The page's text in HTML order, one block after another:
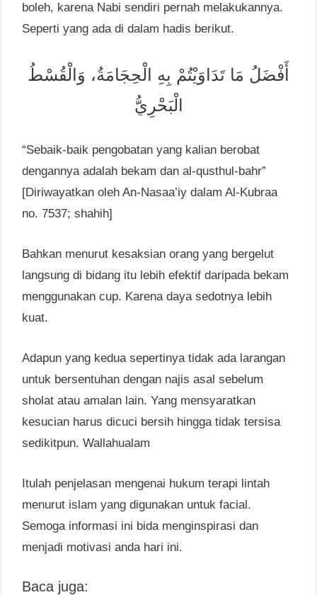
boleh, karena Nabi sendiri pernah melakukannya.
Seperti yang ada di dalam hadis berikut.
أَفْضَلُ مَا تَدَاوَيْتُمْ بِهِ الْحِجَامَةُ، وَالْقُسْطُ
الْبَحْرِيُّ
“Sebaik-baik pengobatan yang kalian berobat
dengannya adalah bekam dan al-qusthul-bahr”
[Diriwayatkan oleh An-Nasaa’iy dalam Al-Kubraa
no. 7537; shahih]
Bahkan menurut kesaksian orang yang bergelut
langsung di bidang itu lebih efektif daripada bekam
menggunakan cup. Karena daya sedotnya lebih
kuat.
Adapun yang kedua sepertinya tidak ada larangan
untuk bersentuhan dengan najis asal sebelum
sholat atau amalan lain. Yang mensyaratkan
kesucian harus dicuci bersih hingga tidak tersisa
sedikitpun. Wallahualam
Itulah penjelasan mengenai hukum terapi lintah
menurut islam yang digunakan untuk facial.
Semoga informasi ini bida menginspirasi dan
menjadi motivasi anda hari ini.
Baca juga: